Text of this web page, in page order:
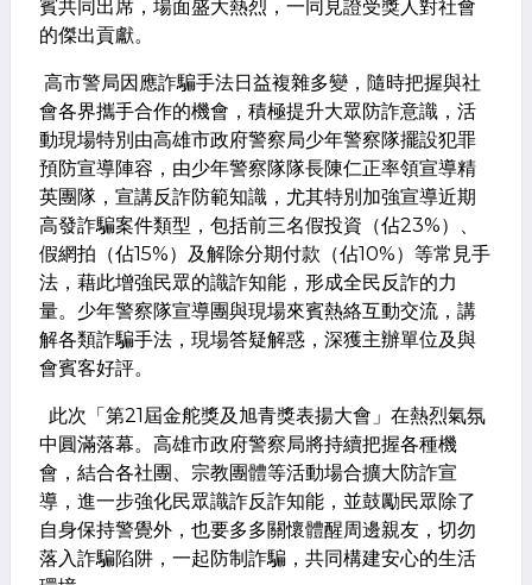
賓共同出席，場面盛大熱烈，一同見證受獎人對社會
的傑出貢獻。
高市警局因應詐騙手法日益複雜多變，隨時把握與社
會各界攜手合作的機會，積極提升大眾防詐意識，活
動現場特別由高雄市政府警察局少年警察隊擺設犯罪
預防宣導陣容，由少年警察隊隊長陳仁正率領宣導精
英團隊，宣講反詐防範知識，尤其特別加強宣導近期
高發詐騙案件類型，包括前三名假投資（佔23%）、
假網拍（佔15%）及解除分期付款（佔10%）等常見手
法，藉此增強民眾的識詐知能，形成全民反詐的力
量。少年警察隊宣導團與現場來賓熱絡互動交流，講
解各類詐騙手法，現場答疑解惑，深獲主辦單位及與
會賓客好評。
此次「第21屆金舵獎及旭青獎表揚大會」在熱烈氣氛
中圓滿落幕。高雄市政府警察局將持續把握各種機
會，結合各社團、宗教團體等活動場合擴大防詐宣
導，進一步強化民眾識詐反詐知能，並鼓勵民眾除了
自身保持警覺外，也要多多關懷體醒周邊親友，切勿
落入詐騙陷阱，一起防制詐騙，共同構建安心的生活